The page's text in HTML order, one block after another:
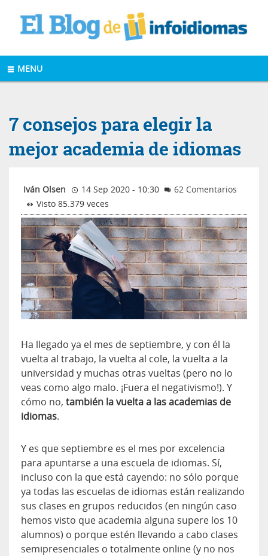
MENU
7 consejos para elegir la
mejor academia de idiomas
Iván Olsen 14 Sep 2020 - 10:30
62 Comentarios
Visto 85.379 veces
Ha llegado ya el mes de septiembre, y con él la
vuelta al trabajo, la vuelta al cole, la vuelta a la
universidad y muchas otras vueltas (pero no lo
veas como algo malo. ¡Fuera el negativismo!). Y
cómo no, también la vuelta a las academias de
idiomas.
Y es que septiembre es el mes por excelencia
para apuntarse a una escuela de idiomas. Sí,
incluso con la que está cayendo: no sólo porque
ya todas las escuelas de idiomas están realizando
sus clases en grupos reducidos (en ningún caso
hemos visto que academia alguna supere los 10
alumnos) o porque estén llevando a cabo clases
semipresenciales o totalmente online (y no nos